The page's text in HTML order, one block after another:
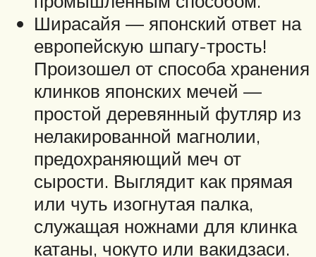
Ширасайя — японский ответ на
европейскую шпагу-трость!
Произошел от способа хранения
клинков японских мечей —
простой деревянный футляр из
нелакированной магнолии,
предохраняющий меч от
сырости. Выглядит как прямая
или чуть изогнутая палка,
служащая ножнами для клинка
катаны, чокуто или вакидзаси.